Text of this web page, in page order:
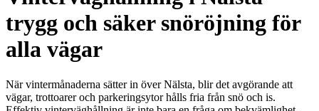
trygg och säker snöröjning för
alla vägar
När vintermånaderna sätter in över Nälsta, blir det avgörande att
vägar, trottoarer och parkeringsytor hålls fria från snö och is.